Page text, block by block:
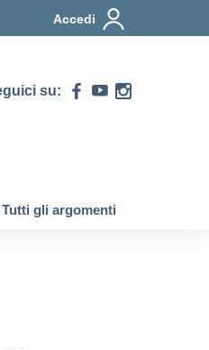
Accedi
su:
Tutti gli argomenti